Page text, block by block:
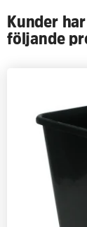
Kunder
följande